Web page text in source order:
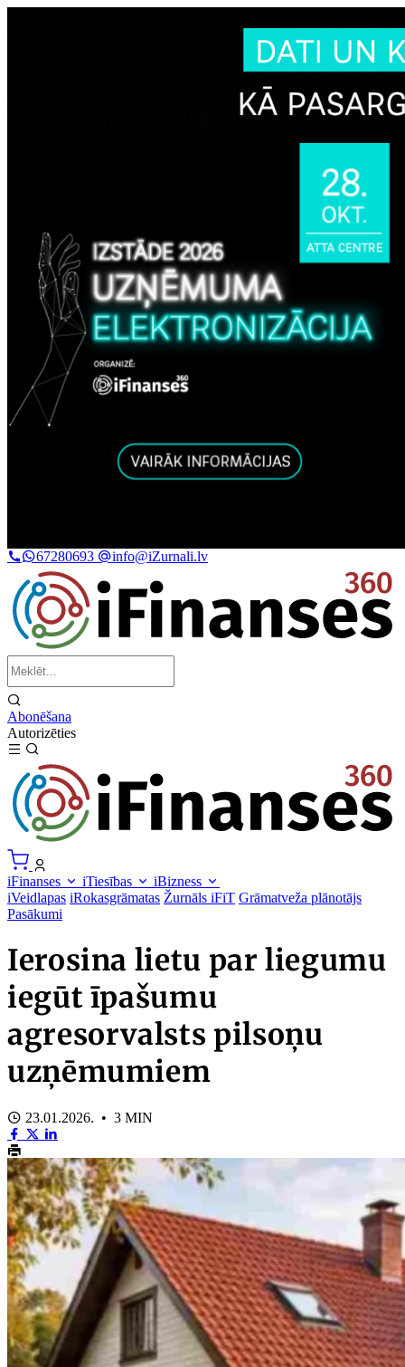
67280693 info@iZurnali.lv
Abonēšana
Autorizēties
iFinanses iTiesības
iBizness
iVeidlapas iRokasgrāmatas Žurnāls iFiT Grāmatveža plānotājs
Pasākumi
Ierosina lietu par liegumu
iegūt īpašumu
agresorvalsts pilsoņu
uzņēmumiem
23.01.2026. • 3 MIN